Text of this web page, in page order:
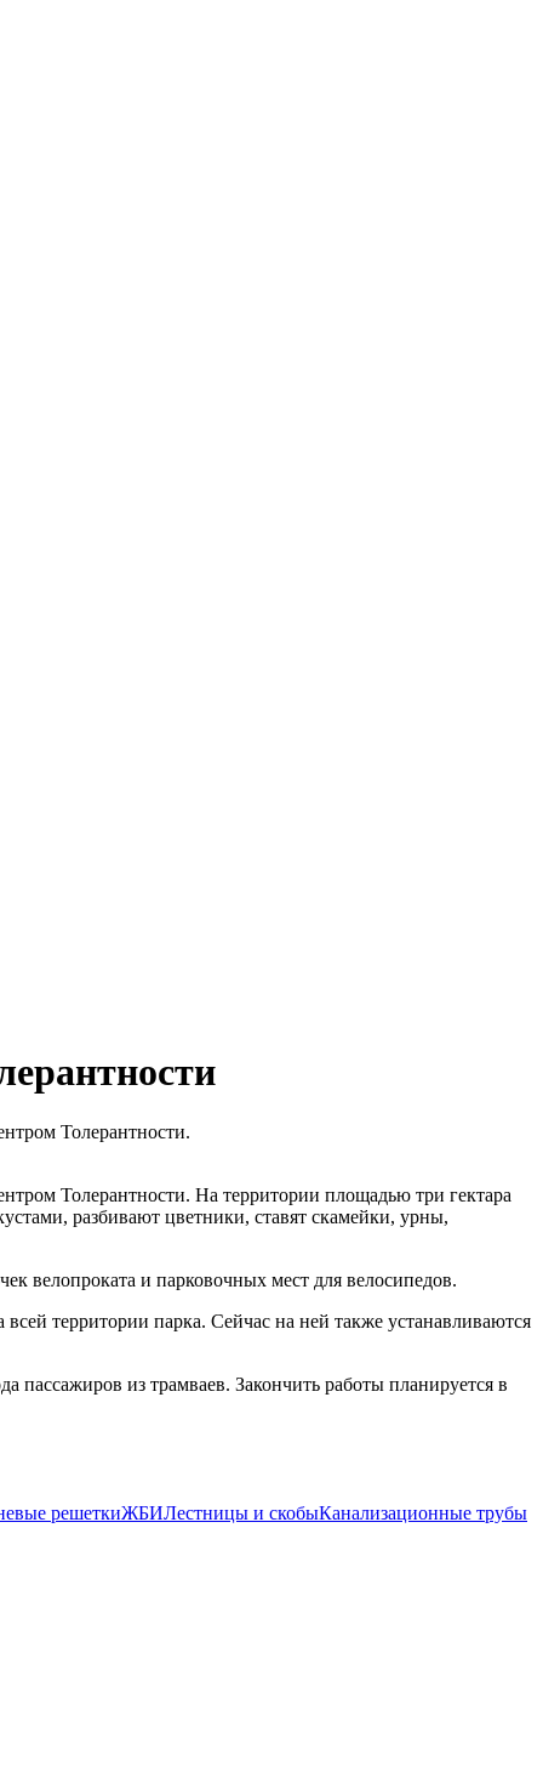
Толерантности.
Толерантности. На территории площадью три гектара
разбивают цветники, ставят скамейки, урны,
велопроката и парковочных мест для велосипедов.
всей территории парка. Сейчас на ней также устанавливаются
из трамваев. Закончить работы планируется в
решеткиЖБИЛестницы и скобыКанализационные трубы